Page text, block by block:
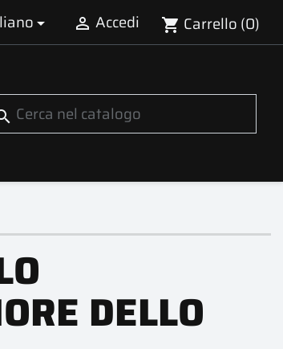
  Accedi shopping_cart Carrello (0)
DELLO